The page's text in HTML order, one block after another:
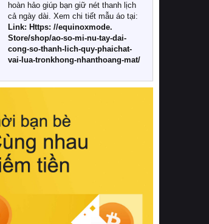
Khác với các dòng sản phẩm thông
thường, những bộ chăn ga gối đệm
cao cấp trải qua quy trình sản xuất
nghiêm ngặt từ khâu chọn lọc nguyên
liệu tự nhiên đến công nghệ dệt
nhuộm hiện đại không chứa hóa chất
này, bạn sẽ cảm nhận rõ rệt sự khác
hồi chuẩn xác của phần đệm nâng đỡ
cột sống.
Bên cạnh đó, việc lựa chọn các dòng
sản phẩm đạt chuẩn chất lượng quốc
tế còn giúp ngăn ngừa tình trạng kích
khuẩn và nấm mốc trong điều kiện
thời tiết nóng ẩm. Bạn có thể tìm hiểu
thêm các nghiên cứu khoa học về tác
hoàn hảo giúp bạn giữ nét thanh lịch
cả ngày dài. Xem chi tiết mẫu áo tại:
Link: Https: //equinoxmode.
Store/shop/ao-so-mi-nu-tay-dai-
cong-so-thanh-lich-quy-phaichat-
vai-lua-tronkhong-nhanthoang-mat/